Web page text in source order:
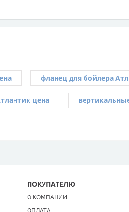
фланец для бойлера
цена
ПОКУПАТЕЛЮ
О КОМПАНИИ
ОПЛАТА